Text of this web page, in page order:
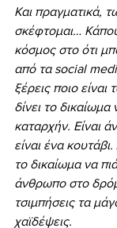
Και πραγματικά,
σκέφτομαι…
κόσμος στο ότι
από τα social
ξέρεις ποιο
δίνει το δικαίωμα
καταρχήν. Είναι
είναι ένα
το δικαίωμα να
άνθρωπο στο
τσιμπήσεις τα
χαϊδέψεις.